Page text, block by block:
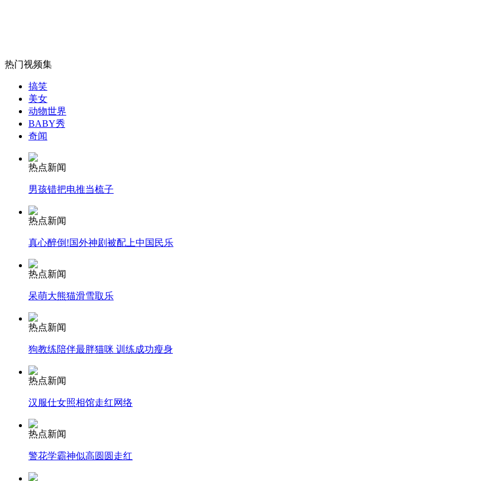
女孩北京地铁殴打老人 痛下狠手拳打脚踢
无痛分娩是否安全 医生回应
外交部：有关国家言论片面不公正
安徽一实载49人客车翻车
走！跟着总书记去植树
纽约上演“枕头大战”
热门视频集
搞笑
美女
动物世界
BABY秀
奇闻
热点新闻
男孩错把电推当梳子
热点新闻
真心醉倒!国外神剧被配上中国民乐
热点新闻
呆萌大熊猫滑雪取乐
热点新闻
狗教练陪伴最胖猫咪 训练成功瘦身
热点新闻
汉服仕女照相馆走红网络
热点新闻
警花学霸神似高圆圆走红